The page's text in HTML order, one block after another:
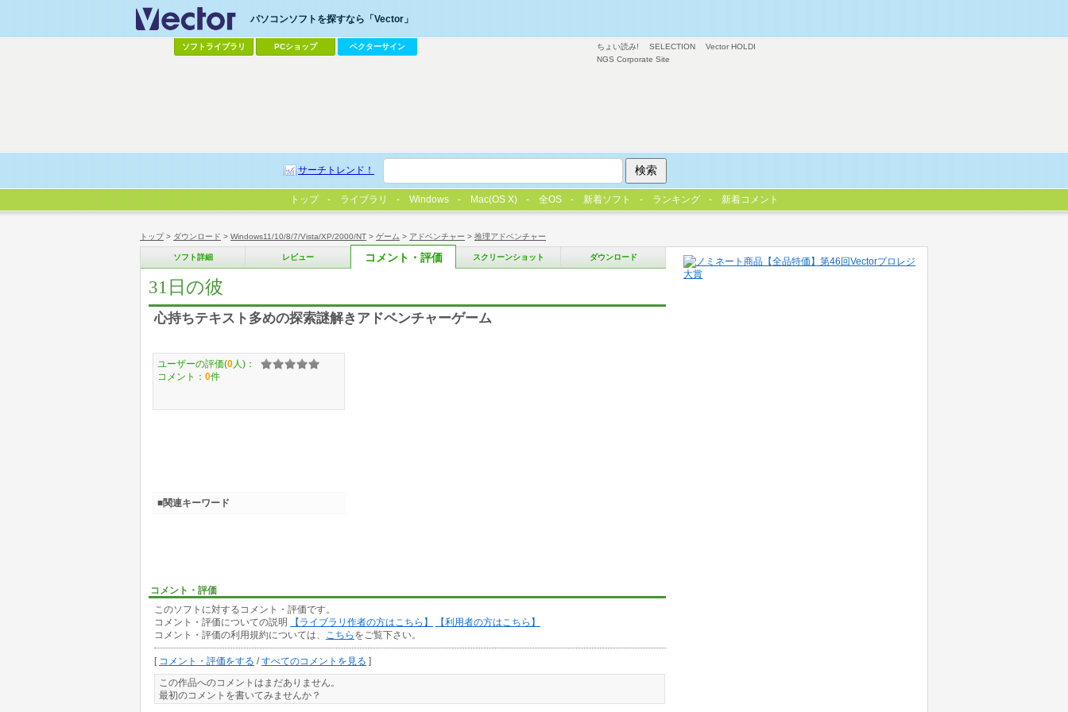
トップ> ダウンロード > Windows11/10/8/7/Vista/XP/2000/NT > ゲーム > アドベンチャー > 推理アドベンチャー
ソフト詳細 レビュー コメント・評価 スクリーンショット ダウンロード
31日の彼
心持ちテキスト多めの探索謎解きアドベンチャーゲーム
コメント・評価
このソフトに対するコメント・評価です。
コメント・評価についての説明
【ライブラリ作者の方はこちら】
【利用者の方はこちら】
コメント・評価の利用規約については、
こちら をご覧下さい。
[ コメント・評価をする /すべてのコメントを見る ]
この作品へのコメントはまだありません。
最初のコメントを書いてみませんか？
ユーザーの評価(0 人)：
コメント： 0件
■関連キーワード
ちょい読み! SELECTION
Vector HOLDI
NGS Corporate Site
パソコンソフトを探すなら「Vector」
ソフトライブラリ PCショップ ベクターサイン
サーチトレンド！
トップ ライブラリ Windows Mac(OS X) 全OS 新着ソフト ランキング 新着コメント